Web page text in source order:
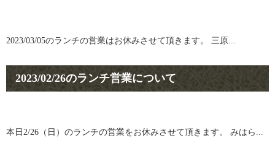
2023/03/05のランチの営業はお休みさせて頂きます。 三原...
2023/02/26のランチ営業について
本日2/26（日）のランチの営業をお休みさせて頂きます。 みはら...